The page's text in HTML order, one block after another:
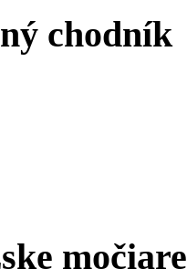
chodník
močiare